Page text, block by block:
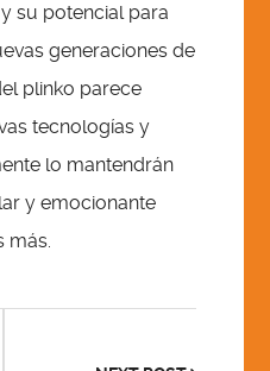
su potencial para
generaciones de
plinko parece
tecnologías y
lo mantendrán
y emocionante
más.